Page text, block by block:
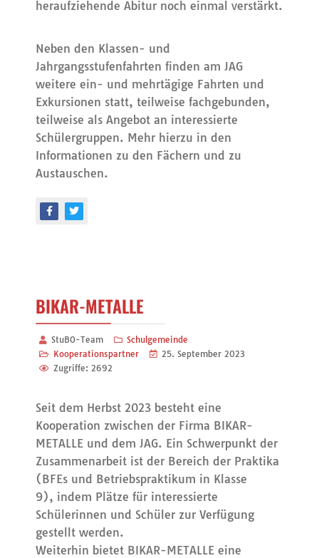
heraufziehende Abitur noch einmal verstärkt.
Neben den Klassen- und
Jahrgangsstufenfahrten finden am JAG
weitere ein- und mehrtägige Fahrten und
Exkursionen statt, teilweise fachgebunden,
teilweise als Angebot an interessierte
Schülergruppen. Mehr hierzu in den
Informationen zu den Fächern und zu
Austauschen.
BIKAR-METALLE
StuBO-Team
Schulgemeinde
Kooperationspartner
25. September 2023
Zugriffe: 2692
Seit dem Herbst 2023 besteht eine
Kooperation zwischen der Firma BIKAR-
METALLE und dem JAG. Ein Schwerpunkt der
Zusammenarbeit ist der Bereich der Praktika
(BFEs und Betriebspraktikum in Klasse
9), indem Plätze für interessierte
Schülerinnen und Schüler zur Verfügung
gestellt werden.
Weiterhin bietet BIKAR-METALLE eine